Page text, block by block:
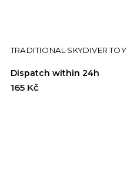
TRADITIONAL SKYDIVER TOY
Dispatch within 24h
165 Kč